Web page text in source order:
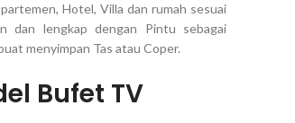
Hotel, Villa dan rumah sesuai
dan lengkap dengan Pintu sebagai
menyimpan Tas atau Coper.
Bufet TV